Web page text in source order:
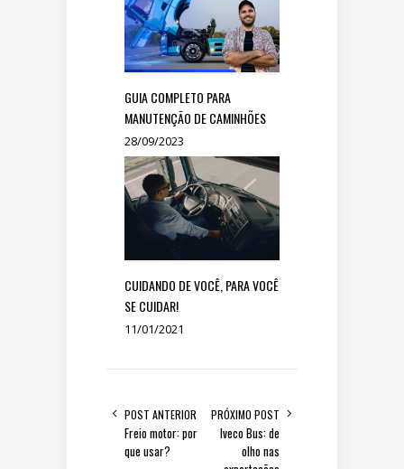
GUIA COMPLETO PARA
MANUTENÇÃO DE CAMINHÕES
28/09/2023
CUIDANDO DE VOCÊ, PARA VOCÊ
SE CUIDAR!
11/01/2021
POST ANTERIOR
Freio motor: por
que usar?
PRÓXIMO POST
Iveco Bus: de
olho nas